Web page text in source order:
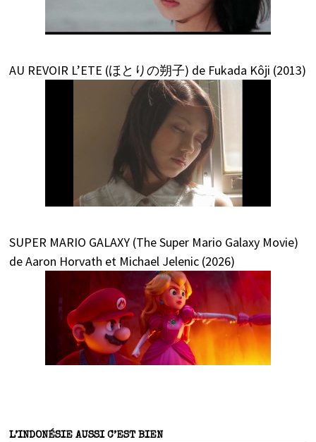
AU REVOIR L’ETE (ほとりの朔子) de Fukada Kôji (2013)
SUPER MARIO GALAXY (The Super Mario Galaxy Movie)
de Aaron Horvath et Michael Jelenic (2026)
L’INDONÉSIE AUSSI C’EST BIEN